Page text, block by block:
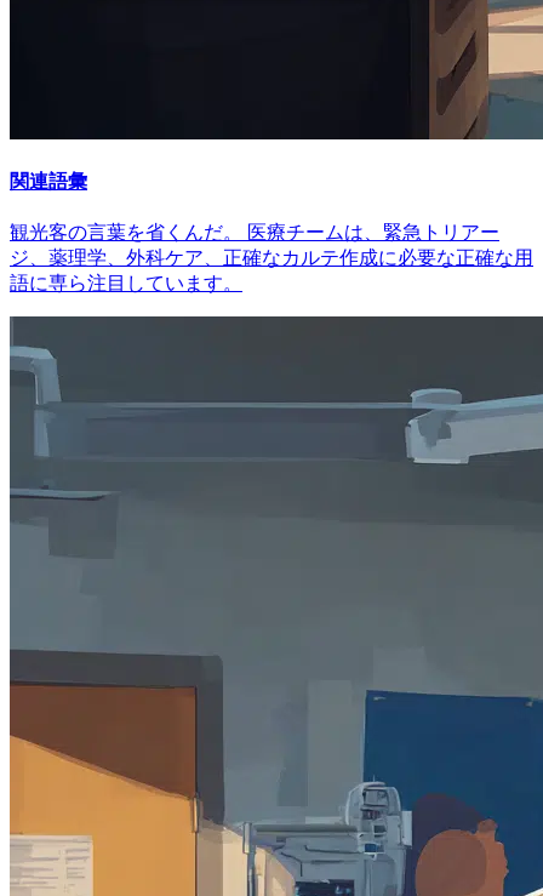
関連語彙
観光客の言葉を省くんだ。 医療チームは、緊急トリアー
ジ、薬理学、外科ケア、正確なカルテ作成に必要な正確な用
語に専ら注目しています。